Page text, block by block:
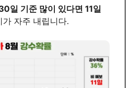
일 기준 많이 있다면 11일
가 자주 내립니다.